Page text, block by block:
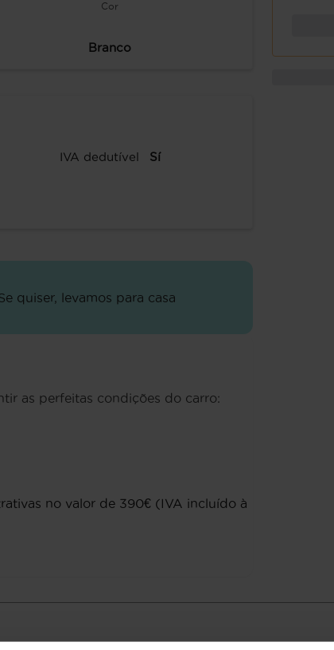
Cor
Branco
IVA dedutível Sí
quiser, levamos para casa
as perfeitas condições do carro:
no valor de 390€ (IVA incluído à